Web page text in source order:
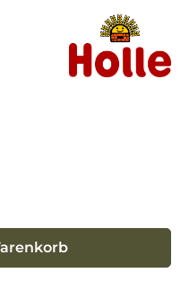
die Schaltflächen um die